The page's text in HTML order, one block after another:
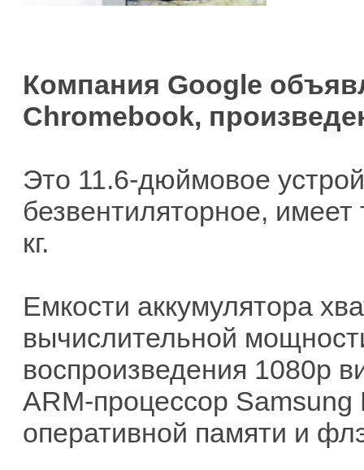
Компания Google
Chromebook,
Это 11.6-дюймовое
безвентиляторное,
кг.
Емкости аккумулятора
вычислительной
воспроизведения 1080р
ARM-процессор Samsung
оперативной памяти и